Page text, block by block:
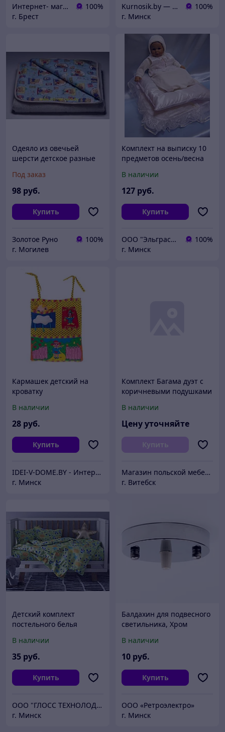
Интернет- магазин O'кей маркет
100%
г. Брест
Kurnosik.by — интернет-магазин товаров для детей и всей семьи
100%
г. Минск
Одеяло из овечьей
шерсти детское разные
Под заказ
98 руб.
Купить
Золотое Руно
100%
г. Могилев
Комплект на выписку 10
предметов осень/весна
В наличии
127 руб.
Купить
ООО "Эльграссо"
100%
г. Минск
Кармашек детский на
кроватку
В наличии
28 руб.
Купить
IDEI-V-DOME.BY - Интернет-магазин "Идеи в доме"
г. Минск
Комплект Багама дуэт с
коричневыми подушками
В наличии
Цену уточняйте
Купить
Магазин польской мебели "РеформаМебель"
г. Витебск
Детский комплект
постельного белья
В наличии
35 руб.
Купить
ООО "ГЛОСС ТЕХНОЛОДЖИ ГРУПП"
г. Минск
Балдахин для подвесного
светильника, Хром
В наличии
10 руб.
Купить
ООО «Ретроэлектро»
г. Минск